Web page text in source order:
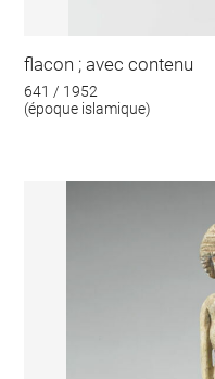
flacon ; avec contenu
641 / 1952
(époque islamique)